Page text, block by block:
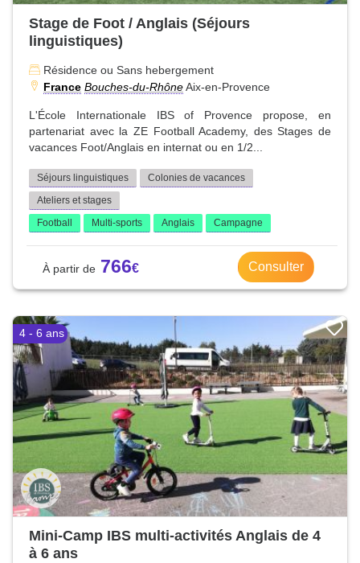
Stage de Foot / Anglais (Séjours
linguistiques)
Résidence ou Sans hebergement
France Bouches-du-RhôneAix-en-Provence
L'École Internationale IBS of Provence propose, en
partenariat avec la ZE Football Academy, des Stages de
vacances Foot/Anglais en internat ou en 1/2...
Séjours linguistiques
Colonies de vacances
Ateliers et stages
Football
Multi-sports Anglais Campagne
766 Consulter
4 - 6 ans
Mini-Camp IBS multi-activités Anglais de 4
à 6 ans